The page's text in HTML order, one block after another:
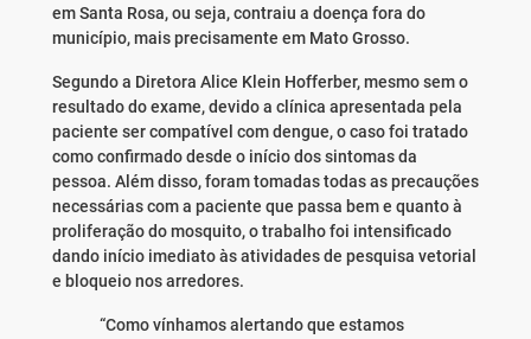
em Santa Rosa, ou seja, contraiu a doença fora do
município, mais precisamente em Mato Grosso.
Segundo a Diretora Alice Klein Hofferber, mesmo sem o
resultado do exame, devido a clínica apresentada pela
paciente ser compatível com dengue, o caso foi tratado
como confirmado desde o início dos sintomas da
pessoa. Além disso, foram tomadas todas as precauções
necessárias com a paciente que passa bem e quanto à
proliferação do mosquito, o trabalho foi intensificado
dando início imediato às atividades de pesquisa vetorial
e bloqueio nos arredores.
“Como vínhamos alertando que estamos